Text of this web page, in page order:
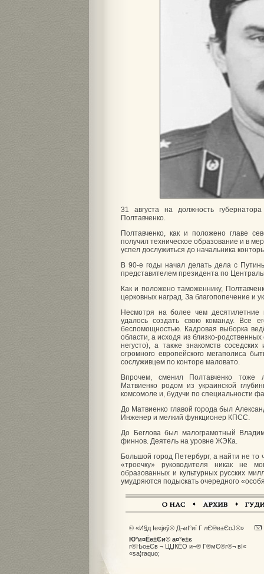
31 августа на должность
Полтавченко.
Полтавченко, как и положено главе
получил техническое образование и в
успел дослужиться до начальника
В 90-е годы начал делать дела с
представителем президента по
Как и положено таможеннику,
церковных наград. За благопопечение и
Несмотря на более чем
удалось создать свою команду. Все
беспомощностью. Кадровая выборка
области, а исходя из близко-
негусто), а также знакомств
огромного европейского мегаполиса
сослуживцем по конторе маловато.
Впрочем, сменил Полтавченко тоже
Матвиенко родом из украинской
комсомоле и, будучи по специальности
До Матвиенко главой города был
Инженер и мелкий функционер КПСС.
До Беглова был малограмотный
финнов. Деятель на уровне ЖЭКа.
Большой город Петербург, а найти не то
«троечку» руководителя никак не
образованных и культурных русских
умудряются подыскать очередного
© «И§д Іе«јвў® Д¬иІ°иї Г лЄ®в±ЄоЈ®»
Ю°и¤Ёе±Єи© а¤°е±є
г®Њо±Єв ¬ ЦЏКЁО и¬® Г®мЄ®г®¬ вІ«
«sа­¦raquo;